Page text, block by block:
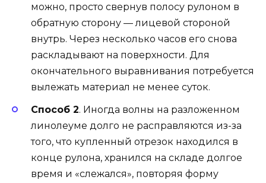
можно, просто свернув полосу рулоном в
обратную сторону — лицевой стороной
внутрь. Через несколько часов его снова
раскладывают на поверхности. Для
окончательного выравнивания потребуется
вылежать материал не менее суток.
Способ 2. Иногда волны на разложенном
линолеуме долго не расправляются из-за
того, что купленный отрезок находился в
конце рулона, хранился на складе долгое
время и «слежался», повторяя форму